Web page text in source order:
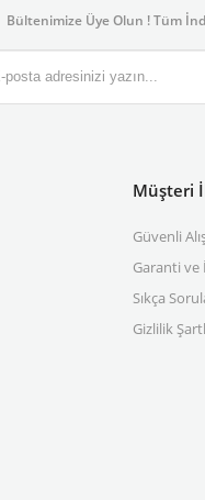
Bültenimize Üye Olun ! Tüm
Müşteri
Güvenli
Garanti ve
Sıkça
Gizlilik